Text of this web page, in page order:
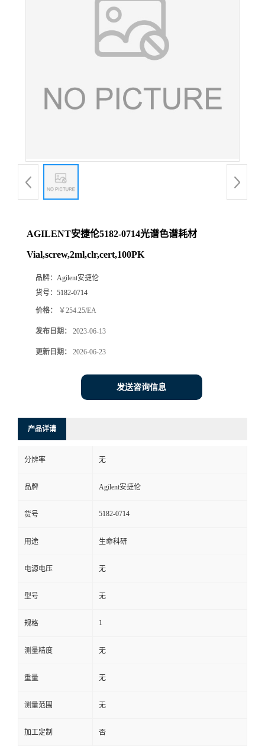
AGILENT安捷伦5182-0714光谱色谱耗材
Vial,screw,2ml,clr,cert,100PK
品牌： Agilent安捷伦
货号： 5182-0714
价格： ￥254.25/EA
发布日期： 2023-06-13
更新日期： 2026-06-23
发送咨询信息
产品详请
分辨率 无
品牌 Agilent安捷伦
货号 5182-0714
用途 生命科研
电源电压 无
型号 无
规格 1
测量精度 无
重量 无
测量范围 无
加工定制 否